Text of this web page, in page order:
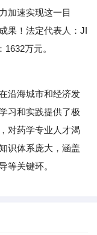
加速实现这一目
果！法定代表人：JI
万元。
沿海城市和经济发
习和实践提供了极
对药学专业人才渴
识体系庞大，涵盖
等关键环。